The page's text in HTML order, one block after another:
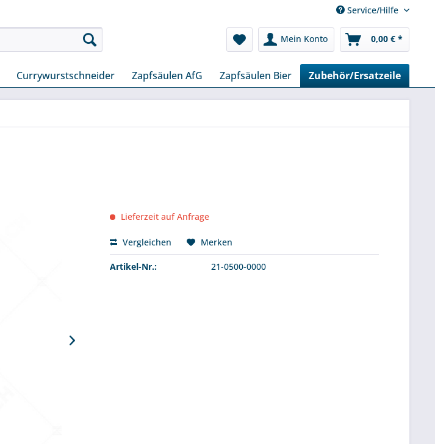
Service/Hilfe
Mein Konto 0,00 € *
Currywurstschneider Zapfsäulen AfG Zapfsäulen Bier Zubehör/Ersatzeile
Lieferzeit auf Anfrage
Vergleichen Merken
Artikel-Nr.: 21-0500-0000